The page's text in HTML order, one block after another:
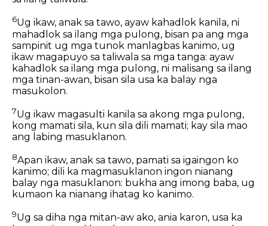
6Ug ikaw, anak sa tawo, ayaw kahadlok kanila, ni
mahadlok sa ilang mga pulong, bisan pa ang mga
sampinit ug mga tunok manlagbas kanimo, ug
ikaw magapuyo sa taliwala sa mga tanga: ayaw
kahadlok sa ilang mga pulong, ni malisang sa ilang
mga tinan-awan, bisan sila usa ka balay nga
masukolon.
7Ug ikaw magasulti kanila sa akong mga pulong,
kong mamati sila, kun sila dili mamati; kay sila mao
ang labing masuklanon.
8Apan ikaw, anak sa tawo, pamati sa igaingon ko
kanimo; dili ka magmasuklanon ingon nianang
balay nga masuklanon: bukha ang imong baba, ug
kumaon ka nianang ihatag ko kanimo.
9Ug sa diha nga mitan-aw ako, ania karon, usa ka